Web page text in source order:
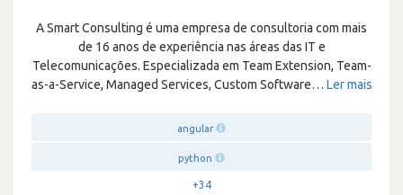
A Smart Consulting é uma empresa de consultoria com mais
de 16 anos de experiência nas áreas das IT e
Telecomunicações. Especializada em Team Extension, Team-
as-a-Service, Managed Services, Custom Software… Ler mais
angular
python
+34